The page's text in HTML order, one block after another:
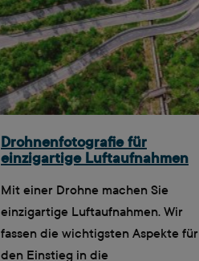
Drohnenfotografie für
einzigartige Luftaufnahmen
Mit einer Drohne machen Sie
einzigartige Luftaufnahmen. Wir
fassen die wichtigsten Aspekte für
den Einstieg in die